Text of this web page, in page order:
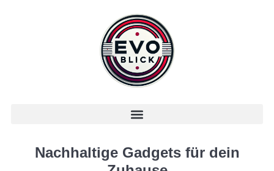
Nachhaltige Gadgets für dein